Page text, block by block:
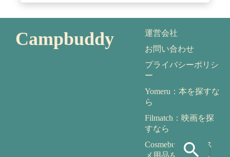
search
Campbuddy
運営会社
お問い合わせ
プライバシーポリシ
ー
Yomeru：本を探すな
ら
Filmatch：映画を探
すなら
Cosmebuddy：コス
メ用品を探すなら